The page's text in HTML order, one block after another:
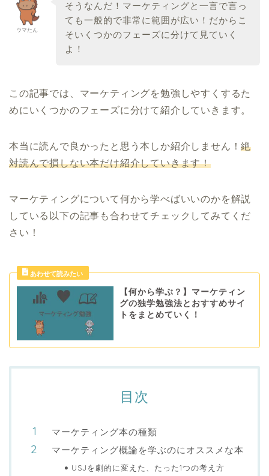
ウマたん
そうなんだ！マーケティングと一言で言っ
ても一般的で非常に範囲が広い！だからこ
そいくつかのフェーズに分けて見ていく
よ！
この記事では、マーケティングを勉強しやすくするた
めにいくつかのフェーズに分けて紹介していきます。
本当に読んで良かったと思う本しか紹介しません！絶
対読んで損しない本だけ紹介していきます！
マーケティングについて何から学べばいいのかを解説
している以下の記事も合わせてチェックしてみてくだ
さい！
【何から学ぶ？】マーケティン
グの独学勉強法とおすすめサイ
トをまとめていく！
目次
マーケティング本の種類
マーケティング概論を学ぶのにオススメな本
USJを劇的に変えた、たった1つの考え方